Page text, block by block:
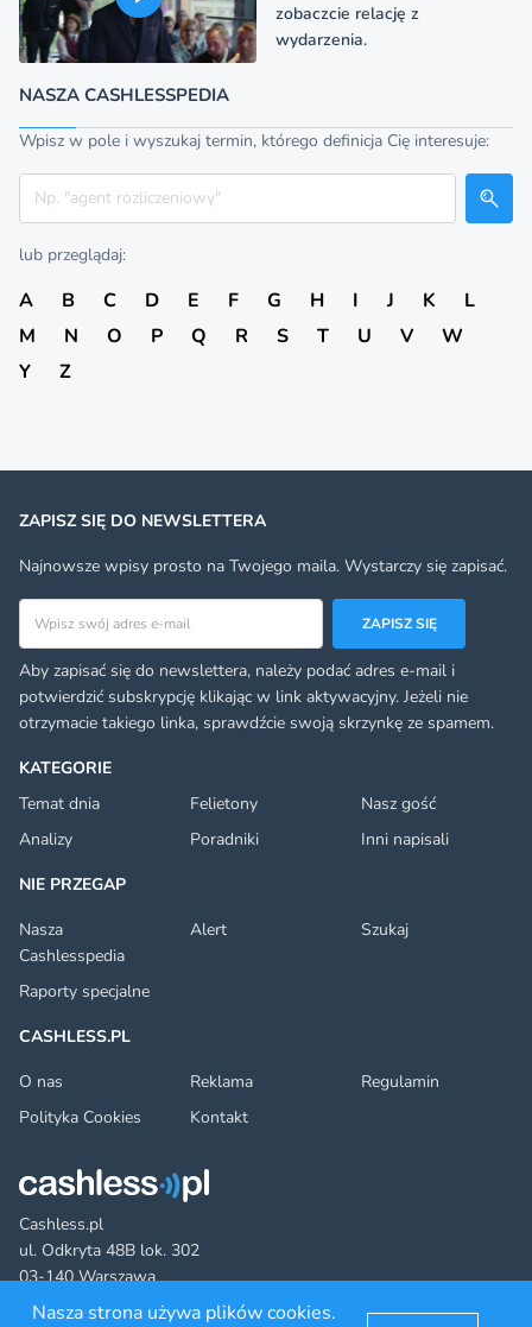
zobaczcie relację z
wydarzenia.
NASZA CASHLESSPEDIA
Wpisz w pole i wyszukaj termin, którego definicja Cię interesuje:
Szukaj
lub przeglądaj:
A B C D E F G H I J K
L
M
N O P Q R S T U V
W
Y
Z
Cashless.pl
ul. Odkryta 48B lok. 302
03-140 Warszawa
KATEGORIE
Temat dnia
Felietony
Nasz gość
Analizy
Poradniki
Inni napisali
NIE PRZEGAP
Nasza
Cashlesspedia
Alert Szukaj
Raporty specjalne
CASHLESS.PL
O nas
Reklama
Regulamin
Polityka Cookies
Kontakt
ZAPISZ SIĘ DO NEWSLETTERA
Najnowsze wpisy prosto na Twojego maila. Wystarczy się zapisać.
Adres email
ZAPISZ SIĘ
Aby zapisać się do newslettera, należy podać adres e-mail i
potwierdzić subskrypcję klikając w link aktywacyjny. Jeżeli nie
otrzymacie takiego linka, sprawdźcie swoją skrzynkę ze spamem.
Nasza strona używa plików cookies.